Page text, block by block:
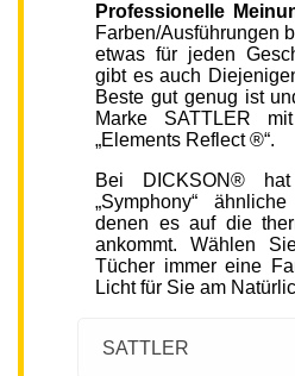
Professionelle
Farben/Ausführungen
etwas für jeden
gibt es auch
Beste gut genug ist
Marke SATTLER
„Elements Reflect ®“.
Bei DICKSON®
„Symphony“
denen es auf die
ankommt. Wählen
Tücher immer eine
Licht für Sie am
SATTLER